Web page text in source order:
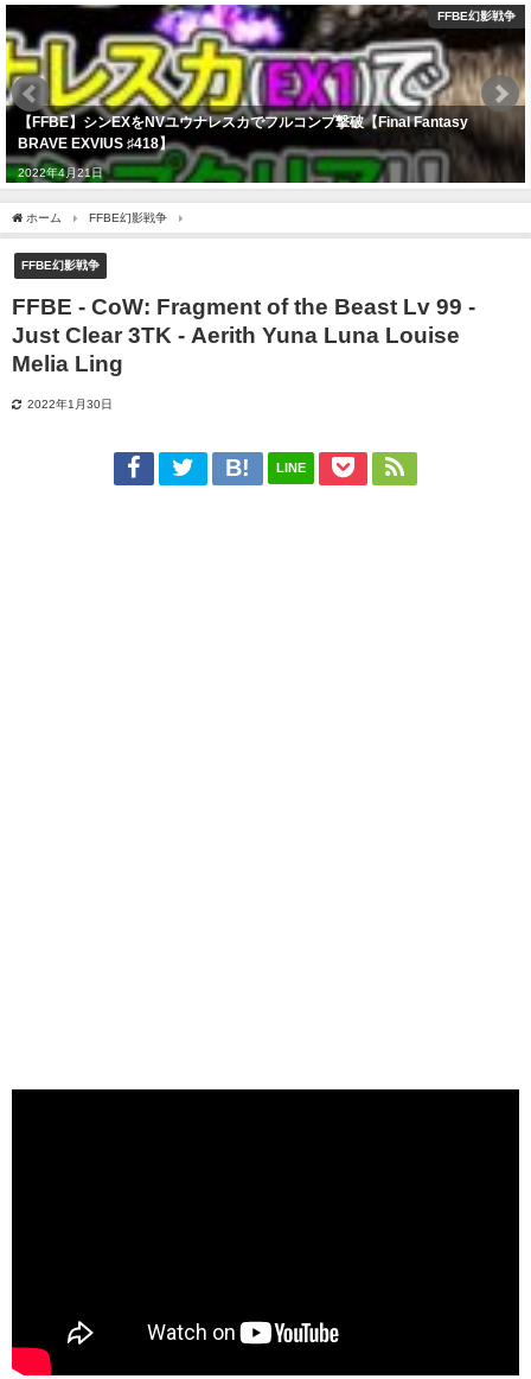
FFBE幻影戦争
【FFBE】シンEXをNVユウナレスカでフルコンプ撃破【Final Fantasy
BRAVE EXVIUS ♯418】
2022年4月21日
ホーム FFBE幻影戦争
FFBE幻影戦争
FFBE - CoW: Fragment of the Beast Lv 99 -
Just Clear 3TK - Aerith Yuna Luna Louise
Melia Ling
2022年1月30日
LINE